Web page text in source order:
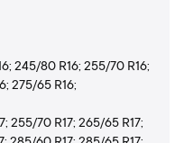
245/80 R16; 255/70 R16;
275/65 R16;
255/70 R17; 265/65 R17;